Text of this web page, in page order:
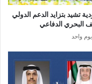
تشيد بتزايد الدعم الدولي
البحري الدفاعي
واحد